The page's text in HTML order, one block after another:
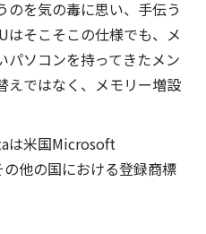
を気の毒に思い、手伝う
はそこそこの仕様でも、メ
パソコンを持ってきたメン
えではなく、メモリー増設
は米国Microsoft
他の国における登録商標